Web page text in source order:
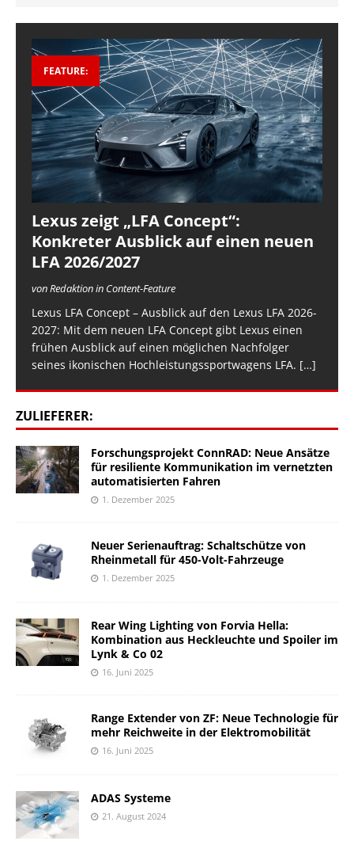
FEATURE:
Lexus zeigt „LFA Concept“:
Konkreter Ausblick auf einen neuen
LFA 2026/2027
von Redaktion in Content-Feature
Lexus LFA Concept – Ausblick auf den Lexus LFA 2026-
2027: Mit dem neuen LFA Concept gibt Lexus einen
frühen Ausblick auf einen möglichen Nachfolger
seines ikonischen Hochleistungssportwagens LFA. […]
ZULIEFERER:
Forschungsprojekt ConnRAD: Neue Ansätze
für resiliente Kommunikation im vernetzten
automatisierten Fahren
1. Dezember 2025
Neuer Serienauftrag: Schaltschütze von
Rheinmetall für 450-Volt-Fahrzeuge
1. Dezember 2025
Rear Wing Lighting von Forvia Hella:
Kombination aus Heckleuchte und Spoiler im
Lynk & Co 02
16. Juni 2025
Range Extender von ZF: Neue Technologie für
mehr Reichweite in der Elektromobilität
16. Juni 2025
ADAS Systeme
21. August 2024